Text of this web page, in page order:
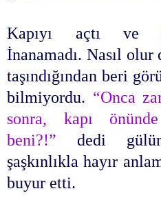
Kapıyı açtı ve
İnanamadı. Nasıl
taşındığından beri
bilmiyordu. “Onca
sonra, kapı
beni?!” dedi
şaşkınlıkla hayır
buyur etti.